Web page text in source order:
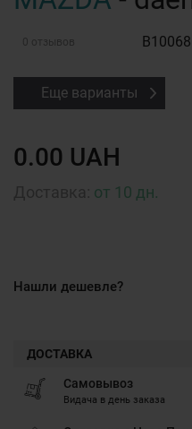
0 отзывов
Еще варианты
0.00 UAH
от 10 дн.
Нашли дешевле?
ДОСТАВКА
Самовывоз
Видача в день заказа